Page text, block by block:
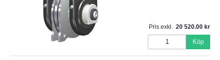
Pris exkl. 20 520.00
Köp